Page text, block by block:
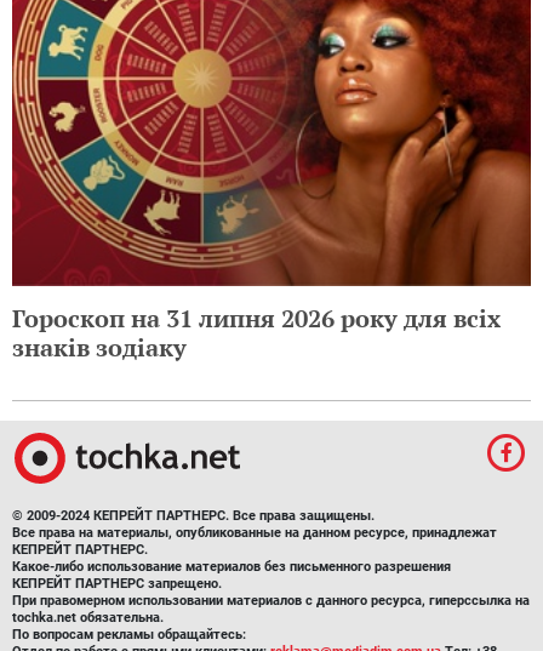
Гороскоп на 31 липня 2026 року для всіх
знаків зодіаку
© 2009-2024 КЕПРЕЙТ ПАРТНЕРС. Все права защищены.
Все права на материалы, опубликованные на данном ресурсе, принадлежат
КЕПРЕЙТ ПАРТНЕРС.
Какое-либо использование материалов без письменного разрешения
КЕПРЕЙТ ПАРТНЕРС запрещено.
При правомерном использовании материалов с данного ресурса, гиперссылка на
tochka.net обязательна.
По вопросам рекламы обращайтесь: